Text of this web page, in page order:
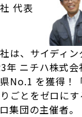
代表
は、サイディン
年 ニチハ株式会
No.1 を獲得！
ごとをゼロにす
集団の主催者。